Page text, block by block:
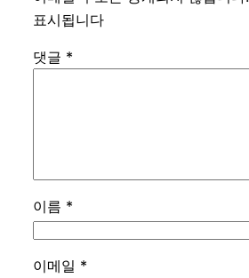
표시됩니다
댓글 *
이름 *
이메일 *